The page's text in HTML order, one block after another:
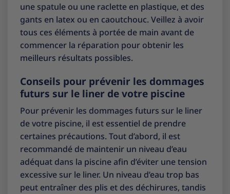
une spatule ou une raclette en plastique, et des
gants en latex ou en caoutchouc. Veillez à avoir
tous ces éléments à portée de main avant de
commencer la réparation pour obtenir les
meilleurs résultats possibles.
Conseils pour prévenir les dommages
futurs sur le liner de votre piscine
Pour prévenir les dommages futurs sur le liner
de votre piscine, il est essentiel de prendre
certaines précautions. Tout d’abord, il est
recommandé de maintenir un niveau d’eau
adéquat dans la piscine afin d’éviter une tension
excessive sur le liner. Un niveau d’eau trop bas
peut entraîner des plis et des déchirures, tandis